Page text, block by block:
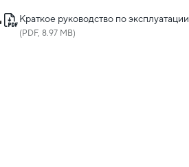
Краткое руководство по эксплуатации
(PDF, 8.97 MB)